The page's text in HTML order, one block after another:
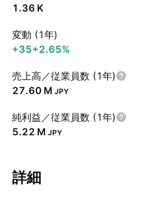
‪1.36 K‬
変動 (1年)
+35+2.65%
売上高／従業員数 (1年)
‪27.60 M‬ JPY
純利益／従業員数 (1年)
‪5.22 M‬ JPY
詳細